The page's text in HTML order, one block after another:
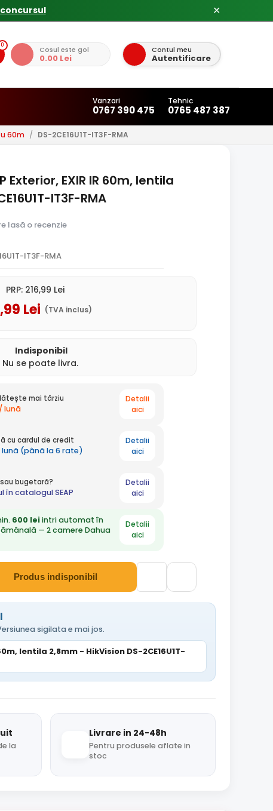
✕
0 Cosul este gol
0.00 Lei
Contul meu
Autentificare
Vanzari
0767 390 475
Tehnic
0765 487 387
60m / DS-2CE16U1T-IT3F-RMA
Exterior, EXIR IR 60m, lentila
IT3F-RMA
lasă o recenzie
IT3F-RMA
PRP: 216,99 Lei
,99 Lei (TVA inclus)
Indisponibil
Nu se poate livra.
mai târziu
lună
Detalii
aici
cu cardul de credit
lună (până la 6 rate)
Detalii
aici
bugetară?
în catalogul SEAP
Detalii
aici
600 leiintri automat în
— 2 camere Dahua
Detalii
aici
Produs indisponibil
sigilata e mai jos.
lentila 2,8mm - HikVision DS-2CE16U1T-
la
Livrare in 24-48h
Pentru produsele aflate in
stoc